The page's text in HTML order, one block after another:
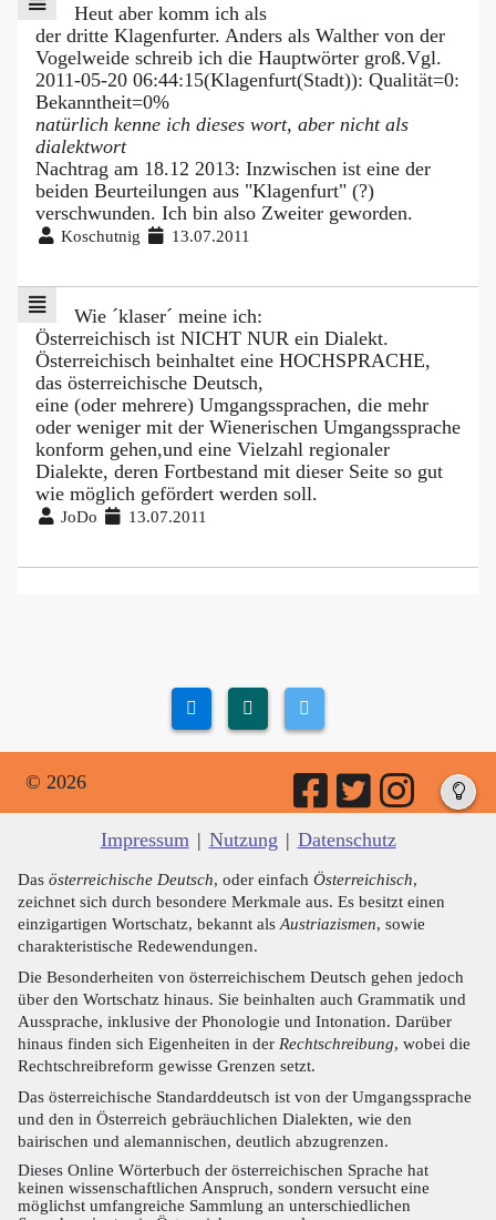
Heut aber komm ich als
der dritte Klagenfurter. Anders als Walther von der
Vogelweide schreib ich die Hauptwörter groß.Vgl.
2011-05-20 06:44:15(Klagenfurt(Stadt)): Qualität=0:
Bekanntheit=0%
natürlich kenne ich dieses wort, aber nicht als
dialektwort
Nachtrag am 18.12 2013: Inzwischen ist eine der
beiden Beurteilungen aus "Klagenfurt" (?)
verschwunden. Ich bin also Zweiter geworden.
Koschutnig 13.07.2011
Wie ´klaser´ meine ich:
Österreichisch ist NICHT NUR ein Dialekt.
Österreichisch beinhaltet eine HOCHSPRACHE,
das österreichische Deutsch,
eine (oder mehrere) Umgangssprachen, die mehr
oder weniger mit der Wienerischen Umgangssprache
konform gehen,und eine Vielzahl regionaler
Dialekte, deren Fortbestand mit dieser Seite so gut
wie möglich gefördert werden soll.
JoDo 13.07.2011
© 2026
Impressum | Nutzung | Datenschutz
Das österreichische Deutsch, oder einfach Österreichisch,
zeichnet sich durch besondere Merkmale aus. Es besitzt einen
einzigartigen Wortschatz, bekannt als Austriazismen, sowie
charakteristische Redewendungen.
Die Besonderheiten von österreichischem Deutsch gehen jedoch
über den Wortschatz hinaus. Sie beinhalten auch Grammatik und
Aussprache, inklusive der Phonologie und Intonation. Darüber
hinaus finden sich Eigenheiten in der Rechtschreibung, wobei die
Rechtschreibreform gewisse Grenzen setzt.
Das österreichische Standarddeutsch ist von der Umgangssprache
und den in Österreich gebräuchlichen Dialekten, wie den
bairischen und alemannischen, deutlich abzugrenzen.
Dieses Online Wörterbuch der österreichischen Sprache hat
keinen wissenschaftlichen Anspruch, sondern versucht eine
möglichst umfangreiche Sammlung an unterschiedlichen